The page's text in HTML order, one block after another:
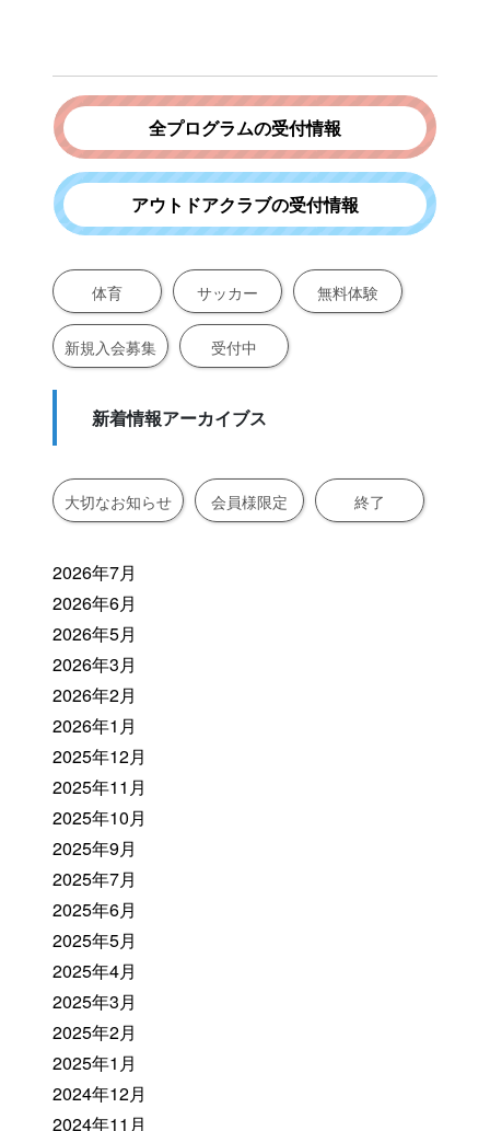
全プログラムの受付情報
アウトドアクラブの受付情報
体育 サッカー 無料体験
新規入会募集 受付中
新着情報アーカイブス
大切なお知らせ 会員様限定 終了
2026年7月
2026年6月
2026年5月
2026年3月
2026年2月
2026年1月
2025年12月
2025年11月
2025年10月
2025年9月
2025年7月
2025年6月
2025年5月
2025年4月
2025年3月
2025年2月
2025年1月
2024年12月
2024年11月